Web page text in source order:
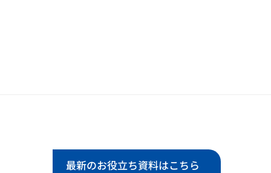
最新のお役立ち資料はこちら